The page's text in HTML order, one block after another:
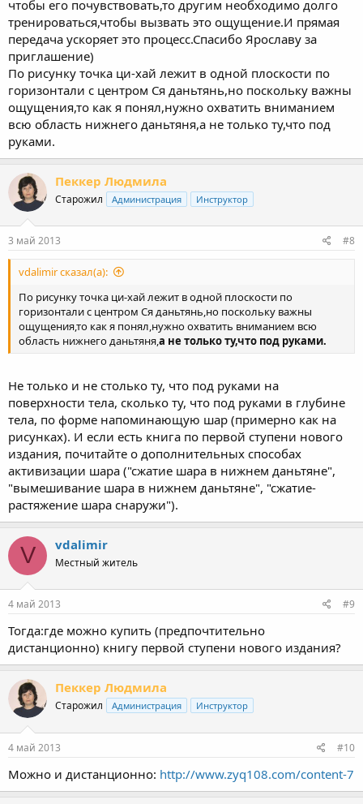
чтобы его почувствовать,то другим необходимо долго
тренироваться,чтобы вызвать это ощущение.И прямая
передача ускоряет это процесс.Спасибо Ярославу за
приглашение)
По рисунку точка ци-хай лежит в одной плоскости по
горизонтали с центром Ся даньтянь,но поскольку важны
ощущения,то как я понял,нужно охватить вниманием
всю область нижнего даньтяня,а не только ту,что под
руками.
Пеккер Людмила
Старожил Администрация Инструктор
3 май 2013 #8
vdalimir сказал(а):
По рисунку точка ци-хай лежит в одной плоскости по
горизонтали с центром Ся даньтянь,но поскольку важны
ощущения,то как я понял,нужно охватить вниманием всю
область нижнего даньтяня,а не только ту,что под руками.
Не только и не столько ту, что под руками на
поверхности тела, сколько ту, что под руками в глубине
тела, по форме напоминающую шар (примерно как на
рисунках). И если есть книга по первой ступени нового
издания, почитайте о дополнительных способах
активизации шара ("сжатие шара в нижнем даньтяне",
"вымешивание шара в нижнем даньтяне", "сжатие-
растяжение шара снаружи").
V vdalimir
Местный житель
4 май 2013 #9
Тогда:где можно купить (предпочтительно
дистанционно) книгу первой ступени нового издания?
Пеккер Людмила
Старожил Администрация Инструктор
4 май 2013 #10
Можно и дистанционно: http://www.zyq108.com/content-7